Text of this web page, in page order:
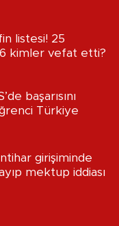
listesi! 25
kimler vefat etti?
başarısını
Türkiye
girişiminde
mektup iddiası